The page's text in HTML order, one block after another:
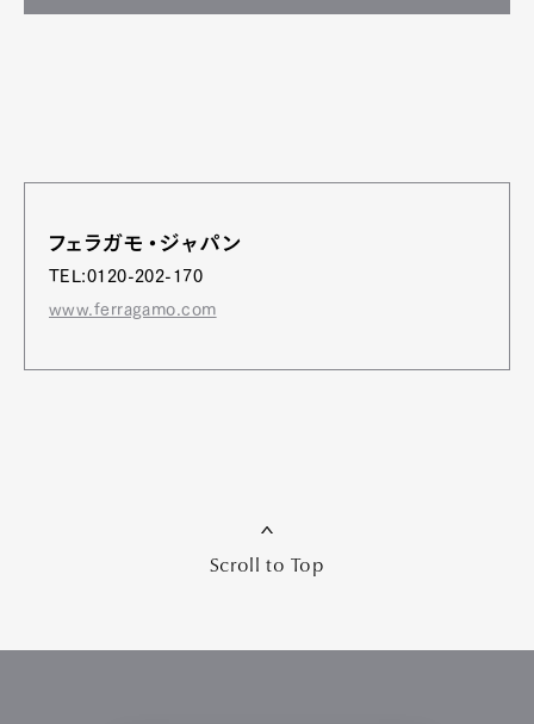
フェラガモ・ジャパン
TEL:0120-202-170
www.ferragamo.com
Scroll to Top